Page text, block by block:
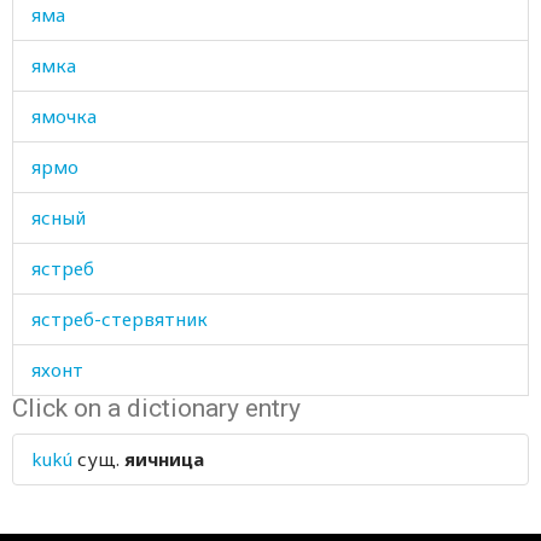
яма
ямка
ямочка
ярмо
ясный
ястреб
ястреб-стервятник
яхонт
ячмень
ящерица
Click on a dictionary entry
kukú сущ. яичница